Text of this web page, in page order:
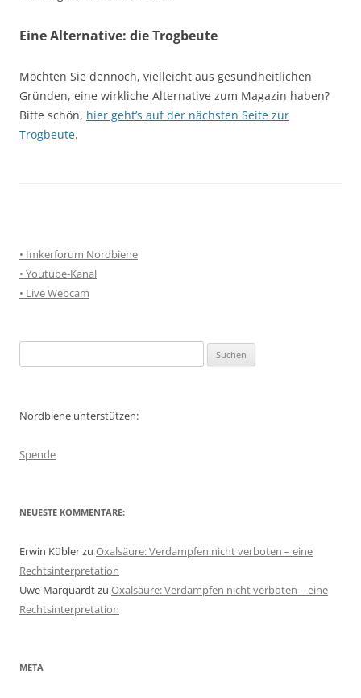
Eine Alternative: die Trogbeute
Möchten Sie dennoch, vielleicht aus gesundheitlichen
Gründen, eine wirkliche Alternative zum Magazin haben?
Bitte schön, hier geht’s auf der nächsten Seite zur
Trogbeute.
• Imkerforum Nordbiene
• Youtube-Kanal
• Live Webcam
nach:
Nordbiene unterstützen:
Spende
NEUESTE KOMMENTARE:
Erwin Küblerzu Oxalsäure: Verdampfen nicht verboten – eine
Rechtsinterpretation
Uwe Marquardtzu Oxalsäure: Verdampfen nicht verboten – eine
Rechtsinterpretation
META